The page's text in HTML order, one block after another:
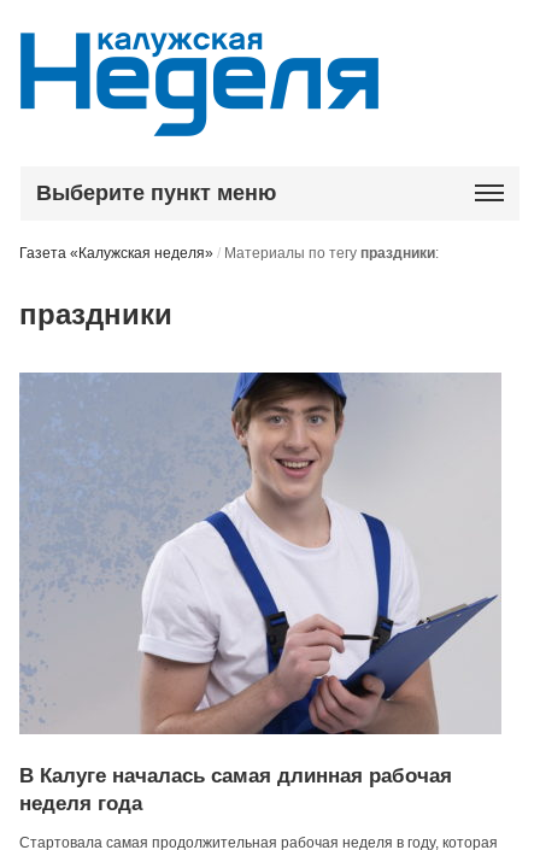
Выберите пункт меню
Газета «Калужская неделя» / Материалы по тегупраздники:
праздники
В Калуге началась самая длинная рабочая
неделя года
Стартовала самая продолжительная рабочая неделя в году, которая